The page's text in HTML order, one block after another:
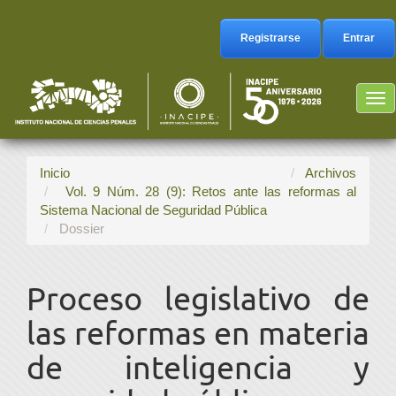
Barra
lateral
Registrarse Entrar
Inicio
Archivos
Vol. 9 Núm. 28 (9): Retos ante las reformas al
Sistema Nacional de Seguridad Pública
Dossier
Proceso legislativo de
las reformas en materia
de inteligencia y